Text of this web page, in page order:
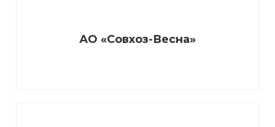
АО «Совхоз-Весна»